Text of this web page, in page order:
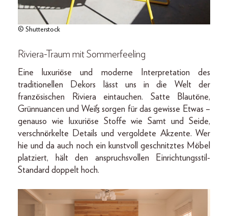
© Shutterstock
Riviera-Traum mit Sommerfeeling
Eine luxuriöse und moderne Interpretation des
traditionellen Dekors lässt uns in die Welt der
französischen Riviera eintauchen. Satte Blautöne,
Grünnuancen und Weiß sorgen für das gewisse Etwas –
genauso wie luxuriöse Stoffe wie Samt und Seide,
verschnörkelte Details und vergoldete Akzente. Wer
hie und da auch noch ein kunstvoll geschnitztes Möbel
platziert, hält den anspruchsvollen Einrichtungsstil-
Standard doppelt hoch.